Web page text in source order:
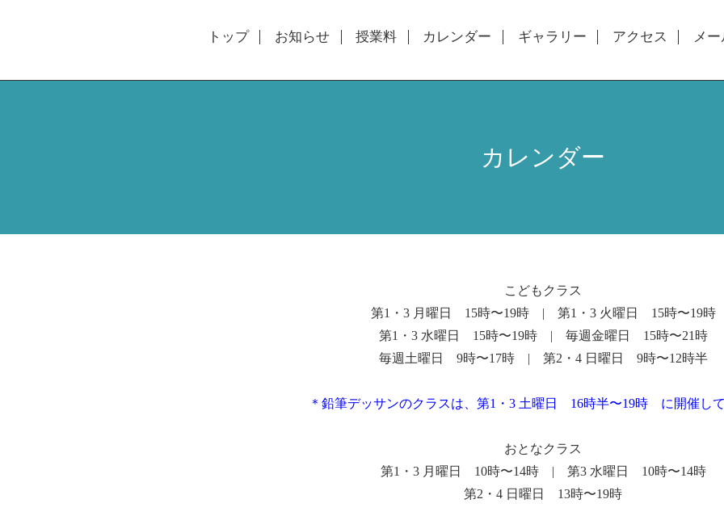
トップ お知らせ 授業料 カレンダー ギャラリー アクセス メ
カレンダー
こどもクラス
第1・3 月曜日 15時〜19時 | 第1・3 火曜日 15時〜19時
第1・3 水曜日 15時〜19時 | 毎週金曜日 15時〜21時
毎週土曜日 9時〜17時 | 第2・4 日曜日 9時〜12時半
＊鉛筆デッサンのクラスは、第1・3 土曜日 16時半〜19時 に開催し
おとなクラス
第1・3 月曜日 10時〜14時 | 第3 水曜日 10時〜14時
第2・4 日曜日 13時〜19時